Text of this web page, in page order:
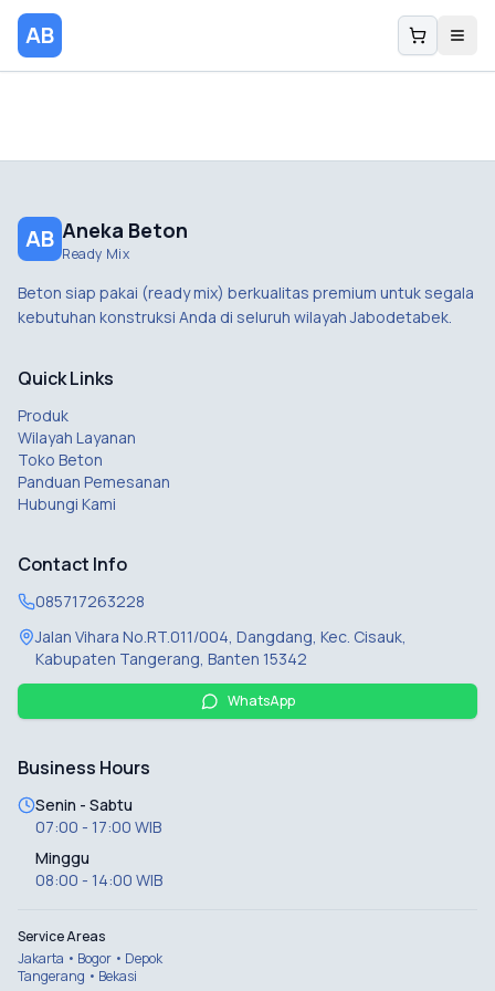
AB
AB Aneka Beton
Ready Mix
Beton siap pakai (ready mix) berkualitas premium untuk segala
kebutuhan konstruksi Anda di seluruh wilayah Jabodetabek.
Quick Links
Produk
Wilayah Layanan
Toko Beton
Panduan Pemesanan
Hubungi Kami
Contact Info
085717263228
Jalan Vihara No.RT.011/004, Dangdang, Kec. Cisauk,
Kabupaten Tangerang, Banten 15342
WhatsApp
Business Hours
Senin - Sabtu
07:00 - 17:00 WIB
Minggu
08:00 - 14:00 WIB
Service Areas
Jakarta • Bogor • Depok
Tangerang • Bekasi